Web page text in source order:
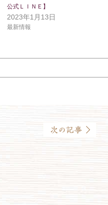
公式ＬＩＮＥ】
2023年1月13日
最新情報